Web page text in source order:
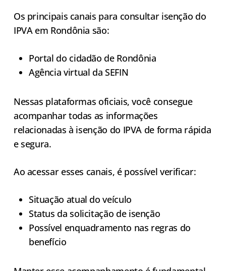
Os principais canais para consultar isenção do
IPVA em Rondônia são:
Portal do cidadão de Rondônia
Agência virtual da SEFIN
Nessas plataformas oficiais, você consegue
acompanhar todas as informações
relacionadas à isenção do IPVA de forma rápida
e segura.
Ao acessar esses canais, é possível verificar:
Situação atual do veículo
Status da solicitação de isenção
Possível enquadramento nas regras do
benefício